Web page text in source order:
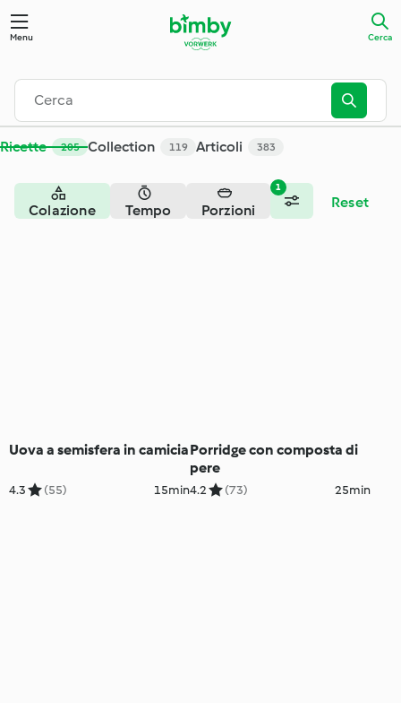
Menu Cerca
Ricette 205 Collection 119 Articoli 383
1
Colazione Tempo Porzioni Reset
Uova a semisfera in camicia
4.3 (55) 15min
Porridge con composta di
pere
4.2 (73) 25min
Cerca - Cookidoo® – la nostra piattaforma ufficiale di ricette